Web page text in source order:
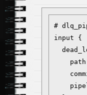
#
input {